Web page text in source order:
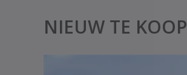
NIEUW TE KOOP